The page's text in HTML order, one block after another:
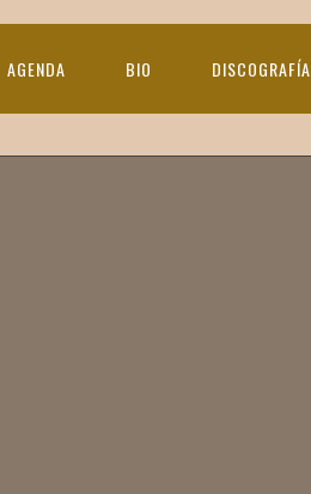
AGENDA BIO DISCOGRAFÍA